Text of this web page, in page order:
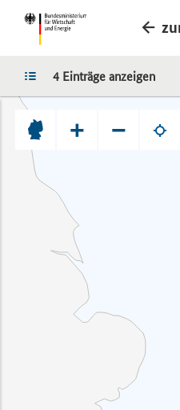
LISTE
4 Einträge anzeigen
+ −